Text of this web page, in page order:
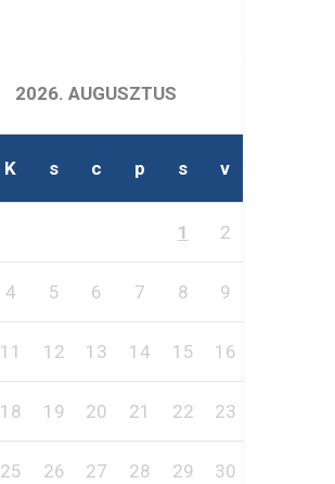
2026. AUGUSZTUS
K s c p s v
1 2
4 5 6 7 8 9
11 12 13 14 15 16
18 19 20 21 22 23
25 26 27 28 29 30